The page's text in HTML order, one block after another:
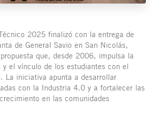
2025 finalizó con la entrega de
de General Savio en San Nicolás,
que, desde 2006, impulsa la
el vínculo de los estudiantes con el
La iniciativa apunta a desarrollar
con la Industria 4.0 y a fortalecer las
en las comunidades